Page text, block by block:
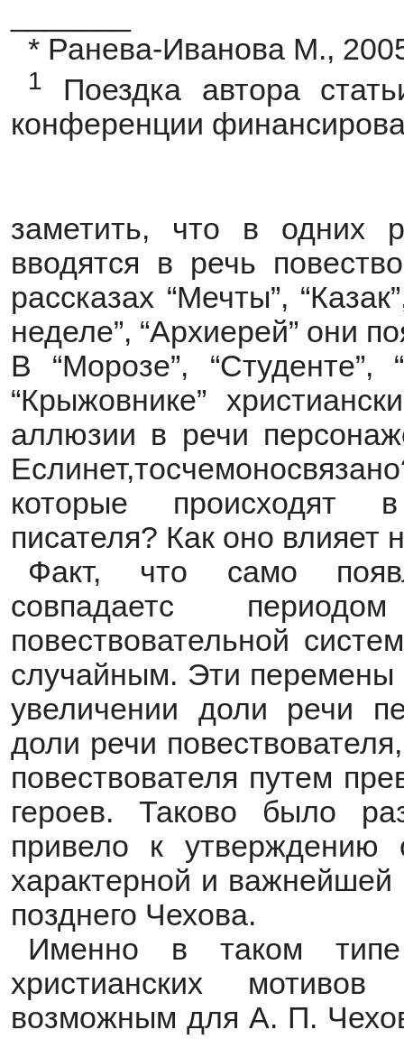
* Ранева-Иванова М.,
1
Поездка автора
конференции
заметить, что в одних
вводятся в речь
рассказах “Мечты”,
неделе”, “Архиерей” они
В “Морозе”, “Студенте”,
“Крыжовнике”
аллюзии в речи
которые происходят в
писателя? Как оно влияет
Факт, что само
совпадаетс
повествовательной
случайным. Эти перемены
увеличении доли речи
доли речи
повествователя путем
героев. Таково было
привело к утверждению
характерной и важнейшей
позднего Чехова.
Именно в таком типе
христианских
возможным для А. П.